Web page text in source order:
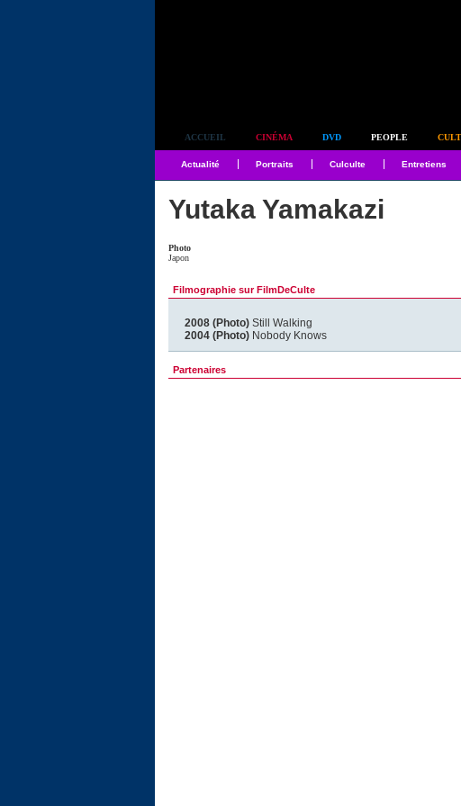
ACCUEIL CINÉMA DVD PEOPLE
Actualité Portraits Culculte Entretiens
Yutaka Yamakazi
Photo
Japon
Filmographie sur FilmDeCulte
2008 (Photo) Still Walking
2004 (Photo) Nobody Knows
Partenaires